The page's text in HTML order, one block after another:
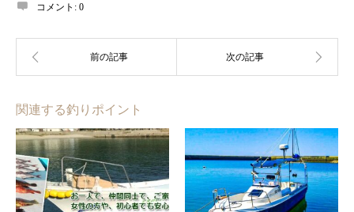
コメント: 0
関連する釣りポイント